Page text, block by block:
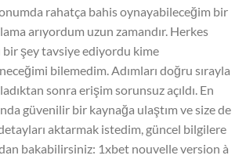
rahatça bahis oynayabileceğim bir
arıyordum uzun zamandır. Herkes
bir şey tavsiye ediyordu kime
bilemedim. Adımları doğru sırayla
sonra erişim sorunsuz açıldı. En
güvenilir bir kaynağa ulaştım ve size de
aktarmak istedim, güncel bilgilere
bakabilirsiniz: 1xbet nouvelle version à